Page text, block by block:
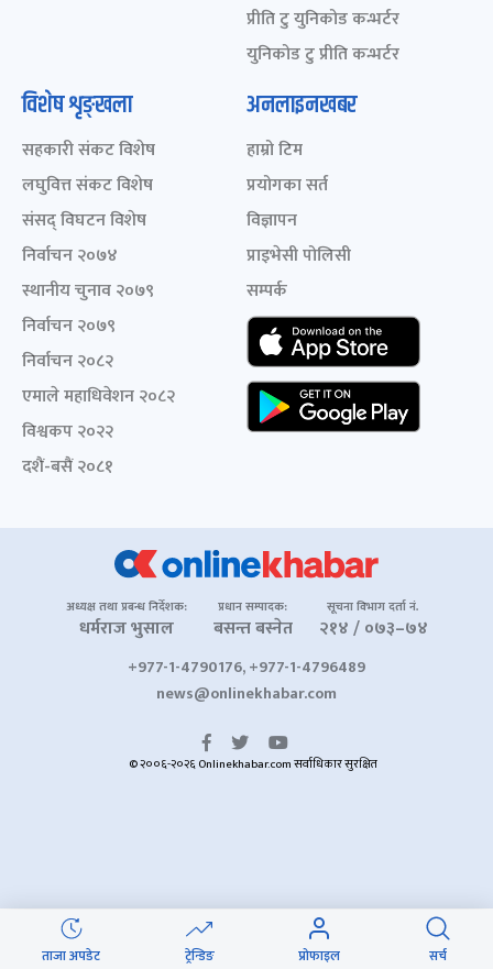
ताजा अपडेट ट्रेन्डिङ प्रोफाइल सर्च
प्रीति टु युनिकोड कन्भर्टर
युनिकोड टु प्रीति कन्भर्टर
विशेष शृङ्खला
सहकारी संकट विशेष
लघुवित्त संकट विशेष
संसद् विघटन विशेष
निर्वाचन २०७४
स्थानीय चुनाव २०७९
निर्वाचन २०७९
निर्वाचन २०८२
एमाले महाधिवेशन २०८२
विश्वकप २०२२
दशैं-बसैं २०८१
अनलाइनखबर
हाम्रो टिम
प्रयोगका सर्त
विज्ञापन
प्राइभेसी पोलिसी
सम्पर्क
अध्यक्ष तथा प्रबन्ध निर्देशक:
धर्मराज भुसाल
प्रधान सम्पादक:
बसन्त बस्नेत
सूचना विभाग दर्ता नं.
२१४ / ०७३–७४
+977-1-4790176, +977-1-4796489
news@onlinekhabar.com
© २००६-२०२६ Onlinekhabar.com सर्वाधिकार सुरक्षित